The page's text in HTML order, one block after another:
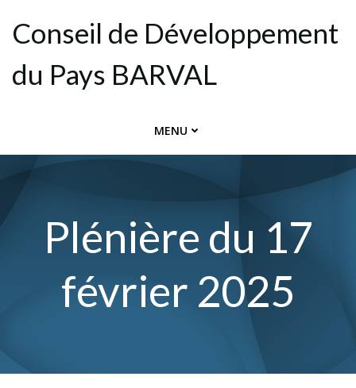
au
contenu
Conseil de Dévelop­pement
du Pays BARVAL
MENU
Plénière du 17
février 2025